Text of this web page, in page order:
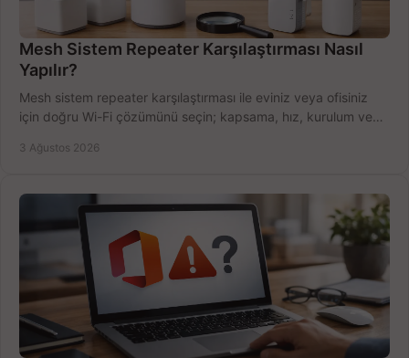
Mesh Sistem Repeater Karşılaştırması Nasıl
Yapılır?
Mesh sistem repeater karşılaştırması ile eviniz veya ofisiniz
için doğru Wi-Fi çözümünü seçin; kapsama, hız, kurulum ve
3 Ağustos 2026